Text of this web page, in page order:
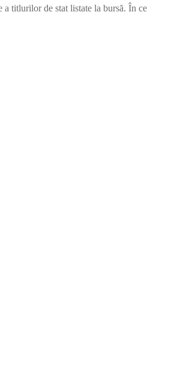
titlurilor de stat listate la bursă. În ce